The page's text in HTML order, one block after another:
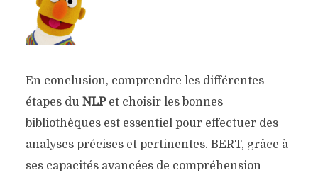
En conclusion, comprendre les différentes
étapes du NLPet choisir les bonnes
bibliothèques est essentiel pour effectuer des
analyses précises et pertinentes. BERT, grâce à
ses capacités avancées de compréhension